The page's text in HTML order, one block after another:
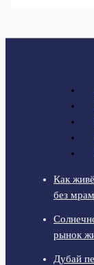
Как
без
рынок
Дубай